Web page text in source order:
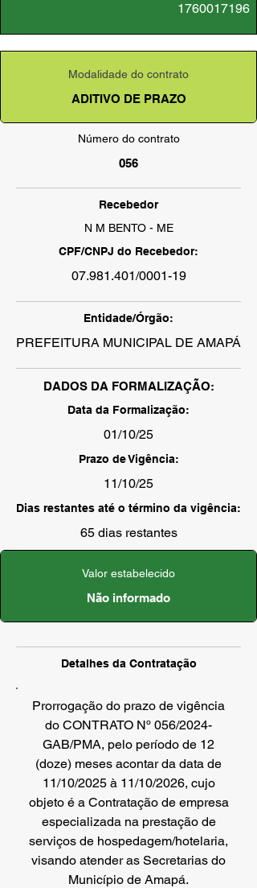
1760017196
Modalidade do contrato
ADITIVO DE PRAZO
Número do contrato
056
Recebedor
N M BENTO - ME
CPF/CNPJ do Recebedor:
07.981.401/0001-19
Entidade/Órgão:
PREFEITURA MUNICIPAL DE AMAPÁ
DADOS DA FORMALIZAÇÃO:
Data da Formalização:
01/10/25
Prazo de Vigência:
11/10/25
Dias restantes até o término da vigência:
65 dias restantes
Valor estabelecido
Não informado
Detalhes da Contratação
Prorrogação do prazo de vigência
do CONTRATO Nº 056/2024-
GAB/PMA, pelo período de 12
(doze) meses acontar da data de
11/10/2025 à 11/10/2026, cujo
objeto é a Contratação de empresa
especializada na prestação de
serviços de hospedagem/hotelaria,
visando atender as Secretarias do
Município de Amapá.